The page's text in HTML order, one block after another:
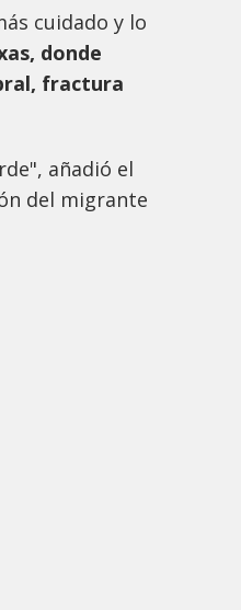
cuidado y lo
donde
fractura
añadió el
del migrante